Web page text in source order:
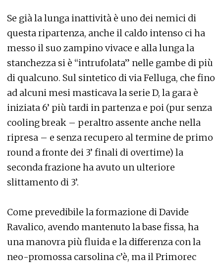
Se già la lunga inattività è uno dei nemici di
questa ripartenza, anche il caldo intenso ci ha
messo il suo zampino vivace e alla lunga la
stanchezza si è “intrufolata” nelle gambe di più
di qualcuno. Sul sintetico di via Felluga, che fino
ad alcuni mesi masticava la serie D, la gara è
iniziata 6’ più tardi in partenza e poi (pur senza
cooling break – peraltro assente anche nella
ripresa – e senza recupero al termine de primo
round a fronte dei 3’ finali di overtime) la
seconda frazione ha avuto un ulteriore
slittamento di 3’.
Come prevedibile la formazione di Davide
Ravalico, avendo mantenuto la base fissa, ha
una manovra più fluida e la differenza con la
neo-promossa carsolina c’è, ma il Primorec